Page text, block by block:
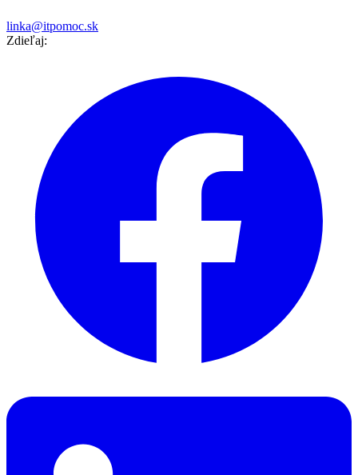
linka@itpomoc.sk
Zdieľaj: